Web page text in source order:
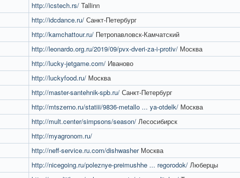
http://icstech.rs/ Tallinn
http://idcdance.ru/ Санкт-Петербург
http://kamchattour.ru/ Петропавловск-Камчатский
http://leonardo.org.ru/2019/09/pvx-dveri-za-i-protiv/ Москва
http://lucky-jetgame.com/ Иваново
http://luckyfood.ru/ Москва
http://master-santehnik-spb.ru/ Санкт-Петербург
http://mtszerno.ru/statiii/9836-metallo ... ya-otdelk/ Москва
http://mult.center/simpsons/season/ Лесосибирск
http://myagronom.ru/
http://neff-service.ru.com/dishwasherМосква
http://nicegoing.ru/poleznye-preimushhe ... regorodok/ Люберцы